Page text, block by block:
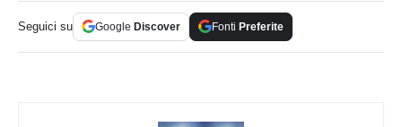
Seguici su Google Discover Fonti Preferite